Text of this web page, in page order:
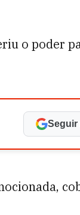
o poder
Seguir